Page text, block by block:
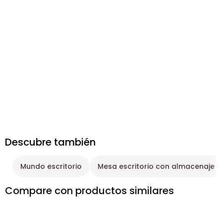
Descubre también
Mundo escritorio Mesa escritorio con almacenaje
Compare con productos similares